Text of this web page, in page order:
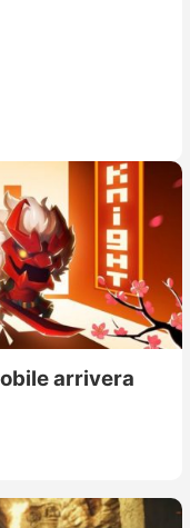
arrivera